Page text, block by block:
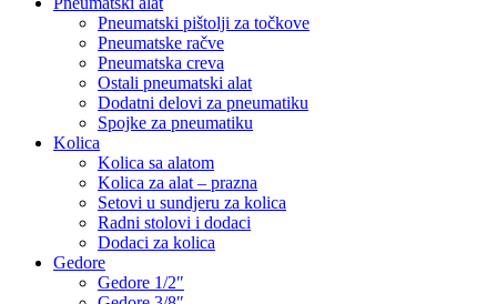
Pneumatski pištolji za točkove
Pneumatske račve
Pneumatska creva
Ostali pneumatski alat
Dodatni delovi za pneumatiku
Spojke za pneumatiku
Kolica
Kolica sa alatom
Kolica za alat – prazna
Setovi u sundjeru za kolica
Radni stolovi i dodaci
Dodaci za kolica
Gedore
Gedore 1/2″